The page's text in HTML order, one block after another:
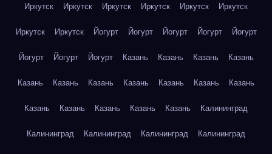
Иркутск Иркутск Иркутск Иркутск Иркутск Иркутск
Иркутск Иркутск Йогурт Йогурт Йогурт Йогурт Йогурт
Йогурт Йогурт Йогурт Казань Казань Казань Казань
Казань Казань Казань Казань Казань Казань Казань
Казань Казань Казань Казань Казань Калининград
Калининград Калининград Калининград Калининград